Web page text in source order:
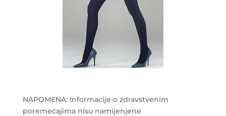
NAPOMENA: Informacije o zdravstvenim
poremećajima nisu namijenjene